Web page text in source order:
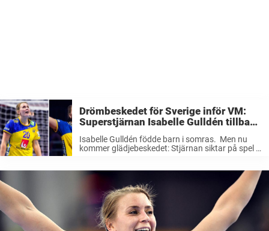
Drömbeskedet för Sverige inför VM:
Superstjärnan Isabelle Gulldén tillbaka
i landslaget i vinter
Isabelle Gulldén födde barn i somras. Men nu
kommer glädjebeskedet: Stjärnan siktar på spel i
nyckelpjäs då Sverige slutade sexa i ...